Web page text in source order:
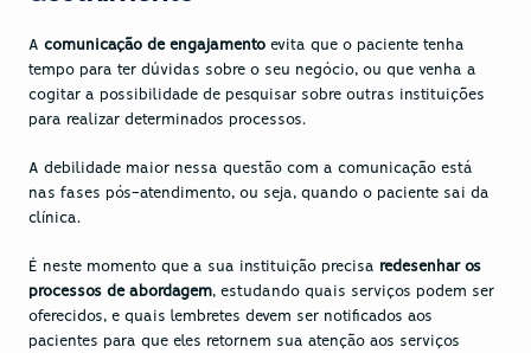
A comunicação de engajamento evita que o paciente tenha
tempo para ter dúvidas sobre o seu negócio, ou que venha a
cogitar a possibilidade de pesquisar sobre outras instituições
para realizar determinados processos.
A debilidade maior nessa questão com a comunicação está
nas fases pós-atendimento, ou seja, quando o paciente sai da
clínica.
É neste momento que a sua instituição precisa redesenhar os
processos de abordagem, estudando quais serviços podem ser
oferecidos, e quais lembretes devem ser notificados aos
pacientes para que eles retornem sua atenção aos serviços